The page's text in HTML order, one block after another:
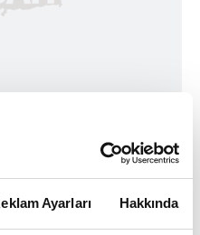
Ayarları Hakkında